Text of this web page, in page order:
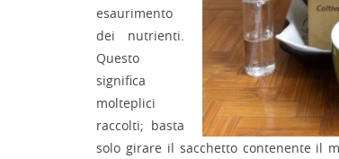
esaurimento
dei nutrienti.
Questo
significa
molteplici
raccolti; basta
solo girare il sacchetto contenente il